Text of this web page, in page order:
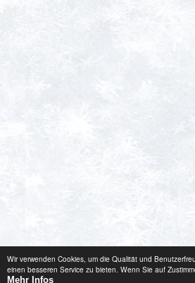
Wir verwenden Cookies, um die Qualität und
einen besseren Service zu bieten. Wenn Sie auf
Mehr Infos